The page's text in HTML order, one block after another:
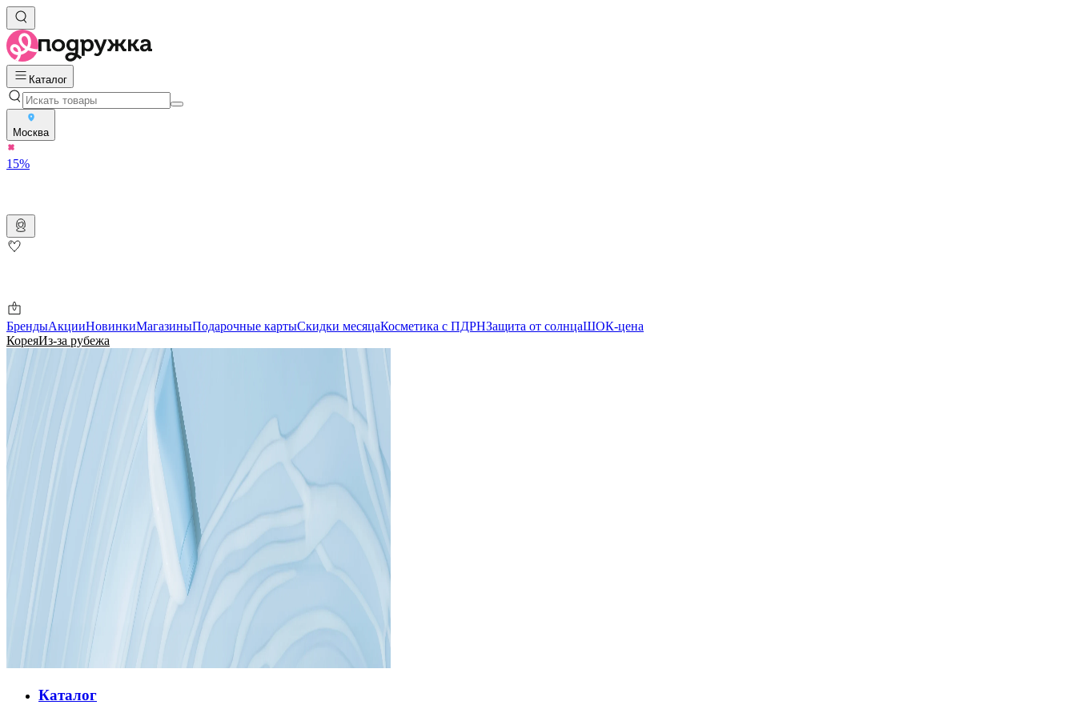
Каталог
Москва
15%
БрендыАкцииНовинкиМагазиныПодарочные картыСкидки месяцаКосметика с ПДРНЗащита от солнцаШОК-цена
КореяИз-за рубежа
Каталог